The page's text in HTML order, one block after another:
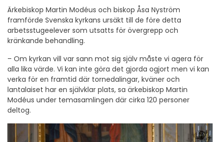
Ärkebiskop Martin Modéus och biskop Åsa Nyström
framförde Svenska kyrkans ursäkt till de före detta
arbetsstugeelever som utsatts för övergrepp och
kränkande behandling.
– Om kyrkan vill var sann mot sig själv måste vi agera för
alla lika värde. Vi kan inte göra det gjorda ogjort men vi kan
verka för en framtid där tornedalingar, kväner och
lantalaiset har en självklar plats, sa ärkebiskop Martin
Modéus under temasamlingen där cirka 120 personer
deltog.